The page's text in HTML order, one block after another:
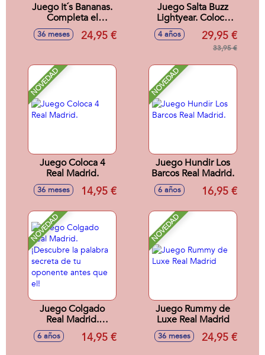
Juego It´s Bananas.
Completa el
desafío de la ruleta!
36 meses 24,95 €
Juego Salta Buzz
Lightyear. Coloca
las varillas. Cuidado
puede saltar.
4 años 29,95 €
33,95 €
NOVEDAD
Juego Coloca 4
Real Madrid.
36 meses 14,95 €
NOVEDAD
Juego Hundir Los
Barcos Real Madrid.
6 años 16,95 €
NOVEDAD
Juego Colgado
Real Madrid.
¡Descubre la
palabra secreta de
6 años 14,95 €
NOVEDAD
Juego Rummy de
Luxe Real Madrid
36 meses 24,95 €